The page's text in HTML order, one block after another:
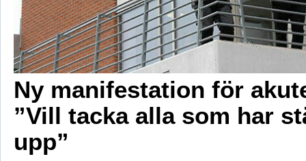
Ny manifestation för
”Vill tacka alla som har
upp”